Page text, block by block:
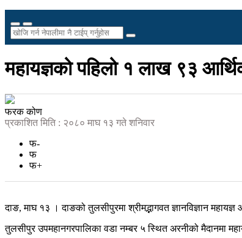
महायज्ञको पहिलो १ लाख ९३
फरक कोण
प्रकाशित मिति : २०८० माघ १३ गते शनिवार
फ-
फ
फ+
दाङ, माघ १३ । दाङको तुलसीपुरमा श्रीमद्भागवत ज्ञानविज्ञान
तुलसीपुर उपमहानगरपालिका वडा नम्बर ५ स्थित अरनीको मैदानमा